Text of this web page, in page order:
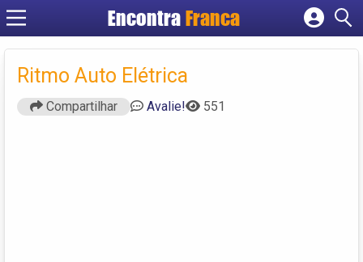
Encontra Franca
Cadastrar empresa
Criar conta
Ritmo Auto Elétrica
Compartilhar Avalie! 551